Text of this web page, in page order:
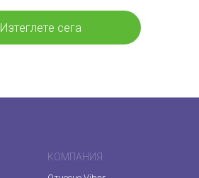
Изтеглете сега
КОМПАНИЯ